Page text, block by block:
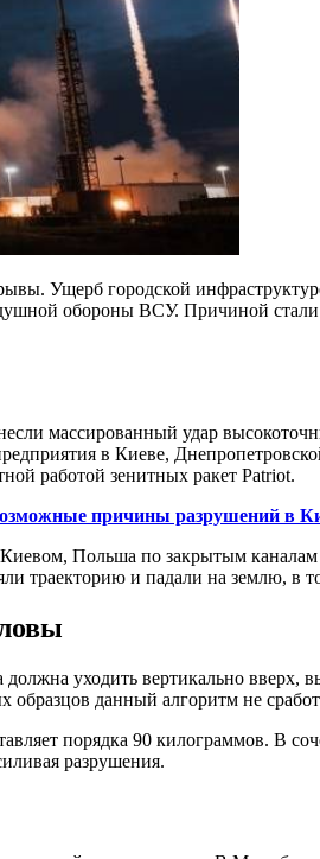
Ущерб городской
обороны ВСУ. Причиной
массированный удар
в Киеве,
работой зенитных ракет Patriot.
причины разрушений в
Польша по закрытым
траекторию и падали на землю, в
уходить вертикально вверх,
данный алгоритм не
порядка 90 килограммов. В
разрушения.